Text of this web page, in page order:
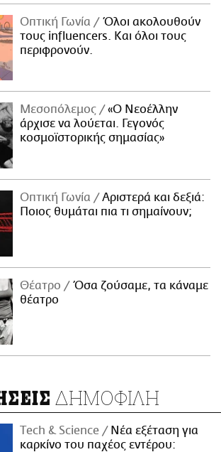
Οπτική Γωνία
Όλοι ακολουθούν
τους influencers. Και όλοι τους
περιφρονούν.
Μεσοπόλεμος
«Ο Νεοέλλην
άρχισε να λούεται. Γεγονός
κοσμοϊστορικής σημασίας»
Οπτική Γωνία
Αριστερά και δεξιά:
Ποιος θυμάται πια τι σημαίνουν;
Θέατρο
Όσα ζούσαμε, τα κάναμε
θέατρο
ΔΗΜΟΦΙΛΗ
Τech & Science
Νέα εξέταση για
καρκίνο του παχέος εντέρου: